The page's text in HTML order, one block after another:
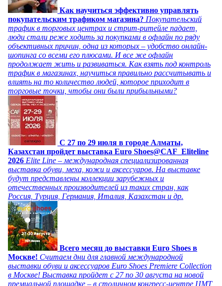
Как научиться эффективно управлять
покупательским трафиком магазина? Покупательский
трафик в торговых центрах и стрит-ритейле падает,
люди стали реже ходить за покупками в офлайн по ряду
объективных причин, одна из которых – удобство онлайн-
шопинга со всеми его плюсами. И все же офлайн
продолжает жить и развиваться. Как взять под контроль
трафик в магазинах, научиться правильно рассчитывать и
влиять на то количество людей, которое приходит в
торговые точки, чтобы они были прибыльными?
C 27 по 29 июля в городе Алматы,
Казахстан пройдет выставка Euro Shoes@CAF_Eliteline
2026 Elite Line – международная специализированная
выставка обуви, меха, кожи и аксессуаров. На выставке
будут представлены коллекции зарубежных и
отечественных производителей из таких стран, как
Россия, Турция, Германия, Италия, Казахстан и др.
Всего месяц до выставки Euro Shoes в
Москве! Считаем дни для главной международной
выставки обуви и аксессуаров Euro Shoes Premiere Collection
в Москве! Выставка пройдет с 27 по 30 августа на новой
премиальной площадке – в столичном конгресс-центре ЦМТ